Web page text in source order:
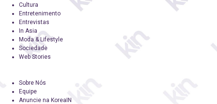
Cultura
Entretenimento
Entrevistas
In Asia
Moda & Lifestyle
Sociedade
Web Stories
Sobre Nós
Equipe
Anuncie na KoreaIN